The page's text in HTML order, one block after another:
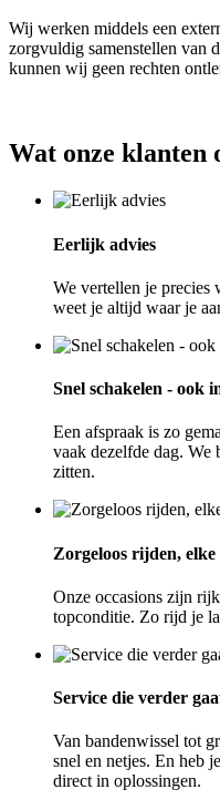
Wij werken middels een
zorgvuldig samenstellen van
kunnen wij geen rechten
Wat onze klanten
Eerlijk advies
We vertellen je
weet je altijd waar je
Snel schakelen - ook
Een afspraak is zo
vaak dezelfde dag. We
zitten.
Zorgeloos rijden, elke
Onze occasions zijn
topconditie. Zo rijd je
Service die verder
Van bandenwissel tot
snel en netjes. En heb
direct in oplossingen.